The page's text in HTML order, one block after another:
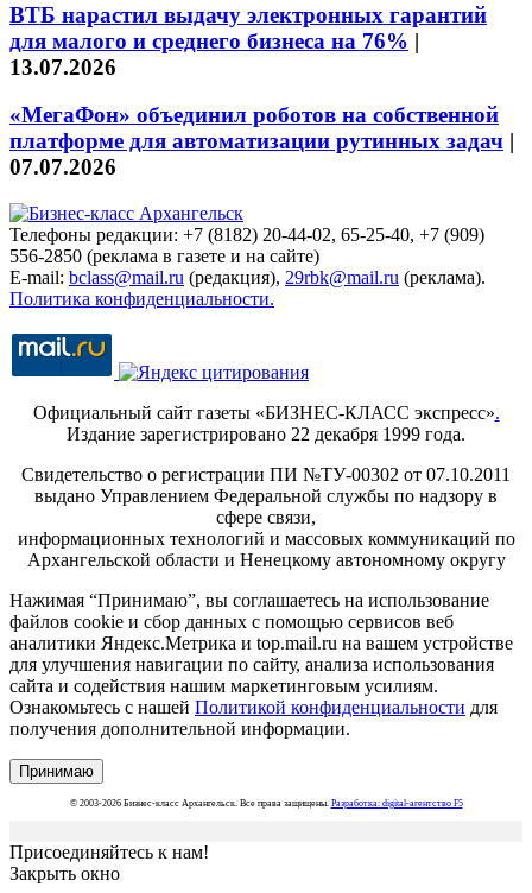
ВТБ нарастил выдачу электронных гарантий
для малого и среднего бизнеса на 76% |
13.07.2026
«МегаФон» объединил роботов на собственной
платформе для автоматизации рутинных задач |
07.07.2026
Телефоны редакции: +7 (8182) 20-44-02, 65-25-40, +7 (909)
556-2850 (реклама в газете и на сайте)
E-mail: bclass@mail.ru (редакция), 29rbk@mail.ru (реклама).
Политика конфиденциальности.
Официальный сайт газеты «БИЗНЕС-КЛАСС экспресс».
Издание зарегистрировано 22 декабря 1999 года.
Свидетельство о регистрации ПИ №ТУ-00302 от 07.10.2011
выдано Управлением Федеральной службы по надзору в
сфере связи,
информационных технологий и массовых коммуникаций по
Архангельской области и Ненецкому автономному округу
Нажимая “Принимаю”, вы соглашаетесь на использование
файлов cookie и сбор данных с помощью сервисов веб
аналитики Яндекс.Метрика и top.mail.ru на вашем устройстве
для улучшения навигации по сайту, анализа использования
сайта и содействия нашим маркетинговым усилиям.
Ознакомьтесь с нашей Политикой конфиденциальности для
получения дополнительной информации.
Принимаю
© 2003-2026 Бизнес-класс Архангельск. Все права защищены. Разработка: digital-агентство F5
Присоединяйтесь к нам!
Закрыть окно